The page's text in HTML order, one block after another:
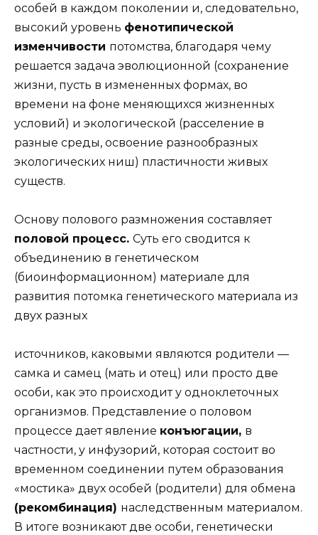
особей в каждом поколении и, следовательно,
высокий уровень фенотипической
изменчивости потомства, благодаря чему
решается задача эволюционной (сохранение
жизни, пусть в измененных формах, во
времени на фоне меняющихся жизненных
условий) и экологической (расселение в
разные среды, освоение разнообразных
экологических ниш) пластичности живых
существ.
Основу полового размножения составляет
половой процесс. Суть его сводится к
объединению в генетическом
(биоинформационном) материале для
развития потомка генетического материала из
двух разных
источников, каковыми являются родители —
самка и самец (мать и отец) или просто две
особи, как это происходит у одноклеточных
организмов. Представление о половом
процессе дает явление конъюгации, в
частности, у инфузорий, которая состоит во
временном соединении путем образования
«мостика» двух особей (родители) для обмена
(рекомбинация) наследственным материалом.
В итоге возникают две особи, генетически